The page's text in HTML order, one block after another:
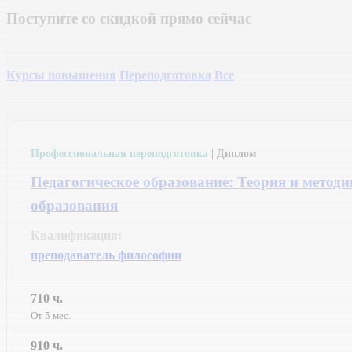
Поступите со скидкой прямо сейчас
Курсы повышения Переподготовка Все
Профессиональная переподготовка | Диплом
Педагогическое образование: Теория и
образования
Квалификация:
преподаватель философии
710 ч.
От 5 мес.
910 ч.